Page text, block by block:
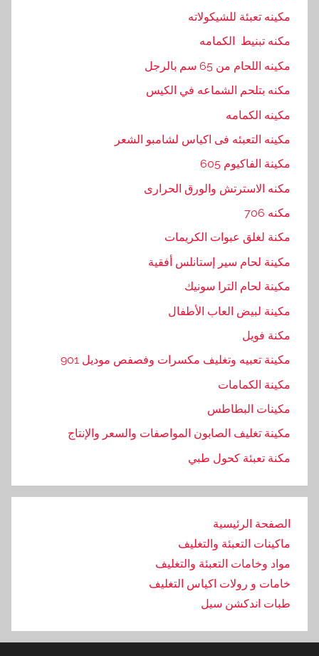
ا
م
ا
ك
ت
غ
ط
ة
,
,
ت
ي
د
,
ي
,
ش
ك
ف
مكينه تعبئة للشيكولاته
مكنه تبنيط الكمامه
مكينه اللحام من 65 سم بالرجل
مكنه بتلحم الشماعه في الكيس
مكينه الكمامه
مكينه التعبئه فى اكياس لشامبو الشعر
مكينة الفاكيوم 605
مكنه الاسترتش والورق الحرارى
مكنه 706
مكنة لغلق عبوات الكريمات
مكينة لحام سير إستانلس أفقية
مكينة لحام الترا سونيك
مكينة لبيض العاب الأطفال
مكنة فويل
مكينة تعبيه وتغليف مكسرات وفصفص موديل 901
مكينة الكمامات
مكينات البطاطس
مكينة تغليف الصابون المواصفات والسعر والإنتاج
مكنة تعبئة كحول طبي
الصفحة الرئيسية
ماكينات التعبئة والتغليف
مواد وخامات التعبئة والتغليف
خامات و رولات اكياس التغليف
طبات اندكشن سيل